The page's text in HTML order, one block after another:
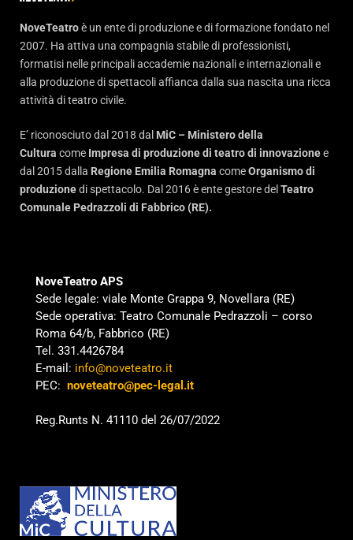
NoveTeatroè un ente di produzione e di formazione fondato nel
2007. Ha attiva una compagnia stabile di professionisti,
formatisi nelle principali accademie nazionali e internazionali e
alla produzione di spettacoli affianca dalla sua nascita una ricca
attività di teatro civile.
E’ riconosciuto dal 2018 dal MiC – Ministero della
Cultura come Impresa di produzione di teatro di innovazionee
dal 2015 dalla Regione Emilia Romagna comeOrganismo di
produzionedi spettacolo. Dal 2016 è ente gestore delTeatro
Comunale Pedrazzoli di Fabbrico (RE).
NoveTeatro APS
Sede legale: viale Monte Grappa 9, Novellara (RE)
Sede operativa: Teatro Comunale Pedrazzoli – corso
Roma 64/b, Fabbrico (RE)
Tel. 331.4426784
E-mail: info@noveteatro.it
PEC: noveteatro@pec-legal.it
Reg.Runts N. 41110 del 26/07/2022